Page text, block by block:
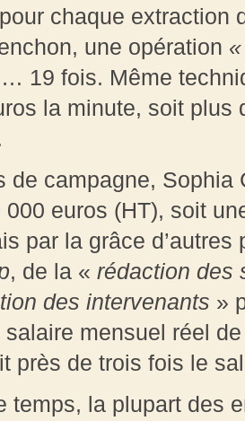
chaque extraction
une opération
19 fois. Même
la minute, soit
de campagne,
000 euros (HT), soit
par la grâce
, de la « rédaction des
des intervenants »
mensuel réel
près de trois fois le
temps, la plupart des